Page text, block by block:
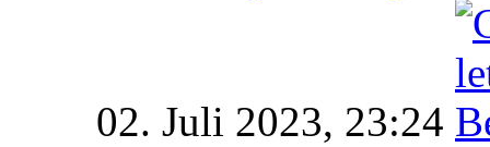
02. Juli 2023, 23:24